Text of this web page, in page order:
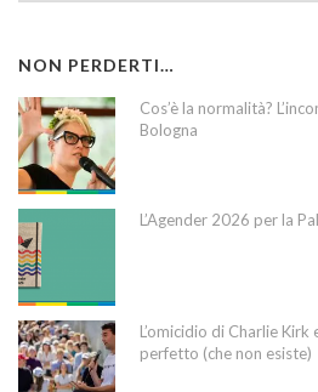
NON PERDERTI…
Cos’è la normalità?
Bologna
L’Agender 2026 per la
L’omicidio di Charlie
perfetto (che non esiste)